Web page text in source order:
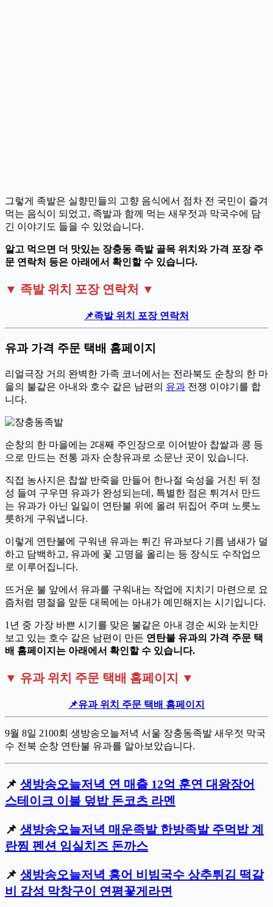
그렇게 족발은 실향민들의 고향 음식에서 점차 전 국민이 즐겨
먹는 음식이 되었고, 족발과 함께 먹는 새우젓과 막국수에 담
긴 이야기도 들을 수 있었습니다.
알고 먹으면 더 맛있는 장충동 족발 골목 위치와 가격 포장 주
문 연락처 등은 아래에서 확인할 수 있습니다.
▼ 족발 위치 포장 연락처 ▼
📌족발 위치 포장 연락처
유과 가격 주문 택배 홈페이지
리얼극장 거의 완벽한 가족 코너에서는 전라북도 순창의 한 마
을의 불같은 아내와 호수 같은 남편의 유과 전쟁 이야기를 합
니다.
순창의 한 마을에는 2대째 주인장으로 이어받아 찹쌀과 콩 등
으로 만드는 전통 과자 순창유과로 소문난 곳이 있습니다.
직접 농사지은 찹쌀 반죽을 만들어 한나절 숙성을 거친 뒤 정
성 들여 구우면 유과가 완성되는데, 특별한 점은 튀겨서 만드
는 유과가 아닌 일일이 연탄불 위에 올려 뒤집어 주며 노릇노
릇하게 구워냅니다.
이렇게 연탄불에 구워낸 유과는 튀긴 유과보다 기름 냄새가 덜
하고 담백하고, 유과에 꽃 고명을 올리는 등 장식도 수작업으
로 이루어집니다.
뜨거운 불 앞에서 유과를 구워내는 작업에 지치기 마련으로 요
즘처럼 명절을 앞둔 대목에는 아내가 예민해지는 시기입니다.
1년 중 가장 바쁜 시기를 맞은 불같은 아내 경순 씨와 눈치만
보고 있는 호수 같은 남편이 만든 연탄불 유과의 가격 주문 택
배 홈페이지는 아래에서 확인할 수 있습니다.
▼ 유과 위치 주문 택배 홈페이지 ▼
📌유과 위치 주문 택배 홈페이지
9월 8일 2100회 생방송오늘저녁 서울 장충동족발 새우젓 막국
수 전북 순창 연탄불 유과를 알아보았습니다.
📌 생방송오늘저녁 연 매출 12억 훈연 대왕장어
스테이크 이불 덮밥 돈코츠 라멘
📌 생방송오늘저녁 매운족발 한방족발 주먹밥 계
란찜 펜션 임실치즈 돈까스
📌 생방송오늘저녁 홍어 비빔국수 상추튀김 떡갈
비 감성 막창구이 연평꽃게라면